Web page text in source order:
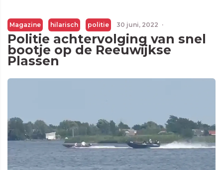
Magazine hilarisch politie 30 juni, 2022 ·
Politie achtervolging van snel
bootje op de Reeuwijkse
Plassen